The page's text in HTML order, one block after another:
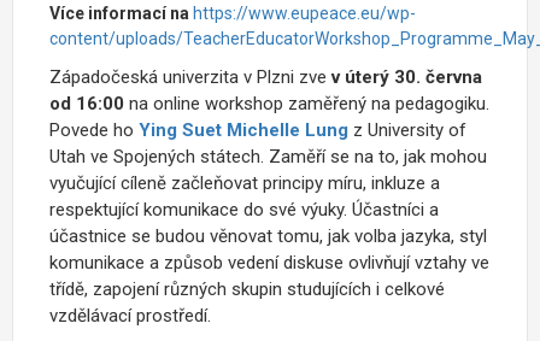
Více informací na https://www.eupeace.eu/wp-
content/uploads/
Západočeská univerzita v Plzni zvev úterý 30. června
od 16:00 na online workshop zaměřený na pedagogiku.
Povede ho Ying Suet Michelle Lung z University of
Utah ve Spojených státech. Zaměří se na to, jak mohou
vyučující cíleně začleňovat principy míru, inkluze a
respektující komunikace do své výuky. Účastníci a
účastnice se budou věnovat tomu, jak volba jazyka, styl
komunikace a způsob vedení diskuse ovlivňují vztahy ve
třídě, zapojení různých skupin studujících i celkové
vzdělávací prostředí.